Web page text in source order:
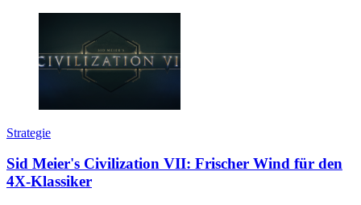
Strategie
Sid Meier's Civilization VII: Frischer Wind für den
4X-Klassiker